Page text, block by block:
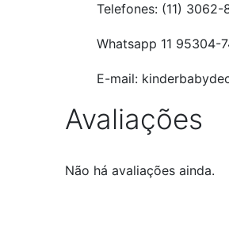
Telefones: (11)
Whatsapp 11 95304-
E-mail:
Avaliações
Não há avaliações ainda.